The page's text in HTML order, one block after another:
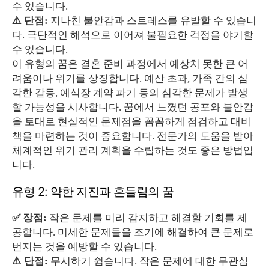
수 있습니다.
⚠️ 단점: 지나친 불안감과 스트레스를 유발할 수 있습니
다. 극단적인 해석으로 이어져 불필요한 걱정을 야기할
수 있습니다.
이 유형의 꿈은 결혼 준비 과정에서 예상치 못한 큰 어
려움이나 위기를 상징합니다. 예산 초과, 가족 간의 심
각한 갈등, 예식장 계약 파기 등의 심각한 문제가 발생
할 가능성을 시사합니다. 꿈에서 느꼈던 공포와 불안감
을 토대로 현실적인 문제점을 꼼꼼하게 점검하고 대비
책을 마련하는 것이 중요합니다. 전문가의 도움을 받아
체계적인 위기 관리 계획을 수립하는 것도 좋은 방법입
니다.
유형 2: 약한 지진과 흔들림의 꿈
✅ 장점: 작은 문제를 미리 감지하고 해결할 기회를 제
공합니다. 미세한 문제들을 조기에 해결하여 큰 문제로
번지는 것을 예방할 수 있습니다.
⚠️ 단점: 무시하기 쉽습니다. 작은 문제에 대한 무관심